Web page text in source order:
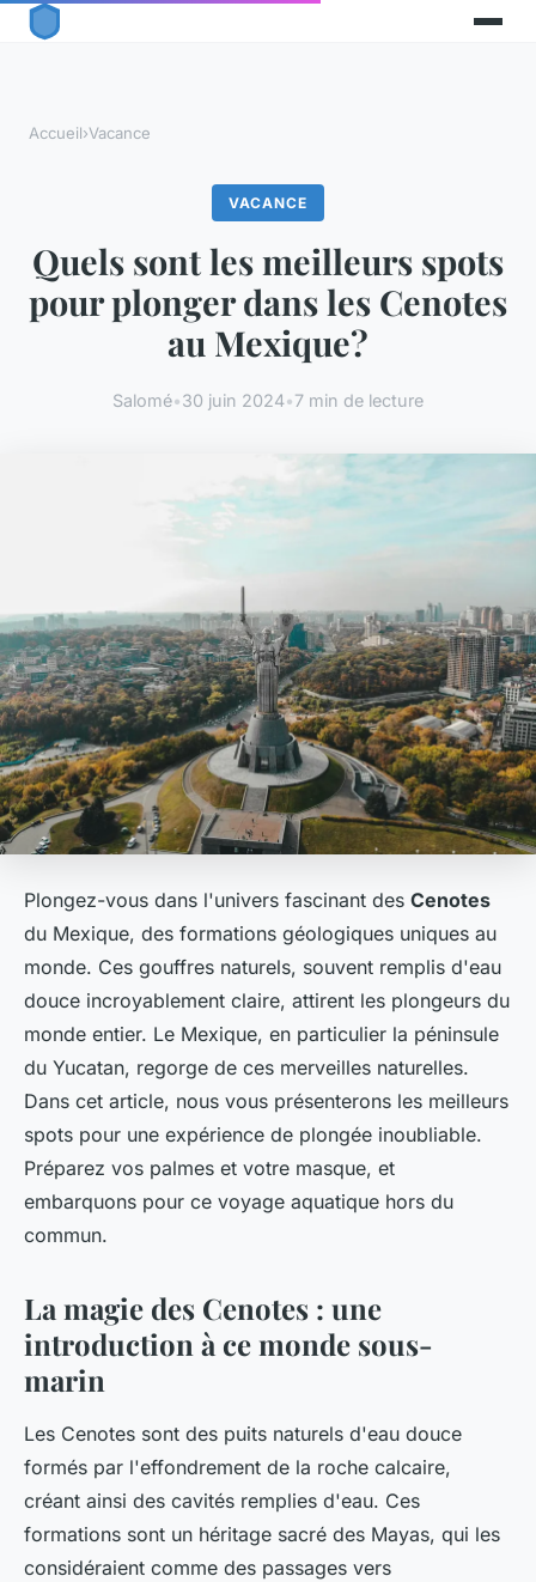
Accueil›Vacance
VACANCE
Quels sont les meilleurs spots
pour plonger dans les Cenotes
au Mexique?
Salomé•30 juin 2024•7 min de lecture
Plongez-vous dans l'univers fascinant des Cenotes
du Mexique, des formations géologiques uniques au
monde. Ces gouffres naturels, souvent remplis d'eau
douce incroyablement claire, attirent les plongeurs du
monde entier. Le Mexique, en particulier la péninsule
du Yucatan, regorge de ces merveilles naturelles.
Dans cet article, nous vous présenterons les meilleurs
spots pour une expérience de plongée inoubliable.
Préparez vos palmes et votre masque, et
embarquons pour ce voyage aquatique hors du
commun.
La magie des Cenotes : une
introduction à ce monde sous-
marin
Les Cenotes sont des puits naturels d'eau douce
formés par l'effondrement de la roche calcaire,
créant ainsi des cavités remplies d'eau. Ces
formations sont un héritage sacré des Mayas, qui les
considéraient comme des passages vers